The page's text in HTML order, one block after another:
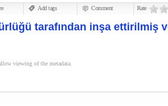
Add tags Comment Rate
tarafından inşa
viewing of the metadata.